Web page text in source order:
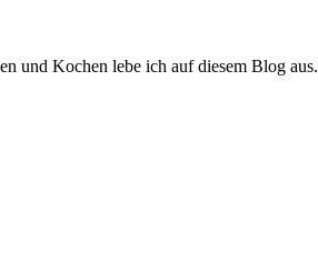
und Kochen lebe ich auf diesem Blog aus.